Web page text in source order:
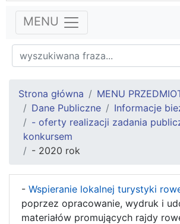
MENU
Strona główna
MENU
Dane Publiczne
Informacje
- oferty realizacji zadania
konkursem
- 2020 rok
- Wspieranie lokalnej turystyki
poprzez opracowanie, wydruk i
materiałów promujących rajdy